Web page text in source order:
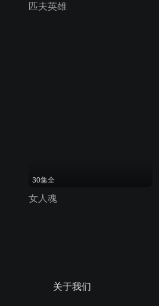
匹夫英雄
30集全
女人魂
关于我们